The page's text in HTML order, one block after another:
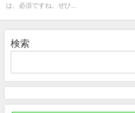
は、必須ですね。ぜひ...
検索